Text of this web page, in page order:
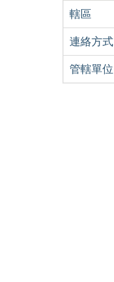
轄區
連絡方式
管轄單位